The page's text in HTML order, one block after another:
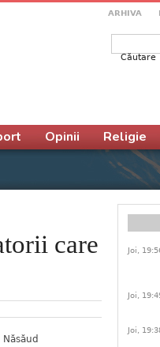
ARHIVA
care
Năsăud
Opinii Religie
Joi,
Joi,
Joi,